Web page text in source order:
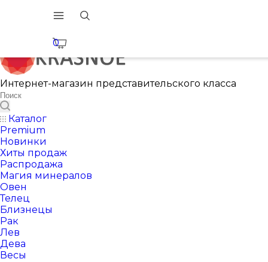
0
Интернет-магазин представительского класса
Каталог
Premium
Новинки
Хиты продаж
Распродажа
Магия минералов
Овен
Телец
Близнецы
Рак
Лев
Дева
Весы